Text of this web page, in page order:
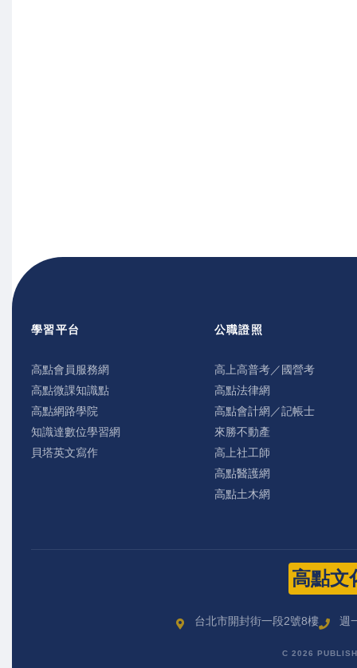
學習平台
高點會員服務網
高點微課知識點
高點網路學院
知識達數位學習網
貝塔英文寫作
公職證照
高上高普考／國營考
高點法律網
高點會計網／記帳士
來勝不動產
高上社工師
高點醫護網
高點土木網
高點文
台北市開封街一段2號8樓 週
C 2026